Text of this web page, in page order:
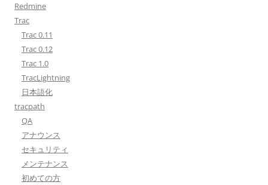
Redmine
Trac
Trac 0.11
Trac 0.12
Trac 1.0
TracLightning
日本語化
tracpath
QA
アナウンス
セキュリティ
メンテナンス
初めての方